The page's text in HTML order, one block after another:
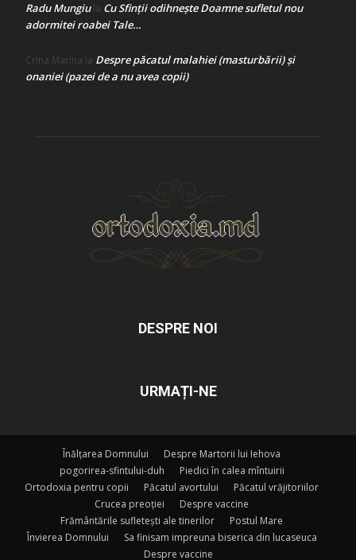
Radu Mungiula Cu Sfinții odihnește Doamne sufletul nou
adormitei roabei Tale…
Crina Marina la Despre păcatul malahiei (masturbării) şi
onaniei (pazei de a nu avea copii)
DESPRE NOI
URMAȚI-NE
Înălțarea Domnului
Despre Martorii lui Iehova
pogorirea-sfintului-duh
Piedici în calea mîntuirii
Ortodoxia pentru copii
Păcatul avortului
Păcatul vrăjitoriilor
Crucea preoției
Despre vaccine
Frământările sufletești ale tinerilor
Postul Mare
Învierea Domnului
Sa finisam impreuna biserica din lucaseuca
Despre vaccine